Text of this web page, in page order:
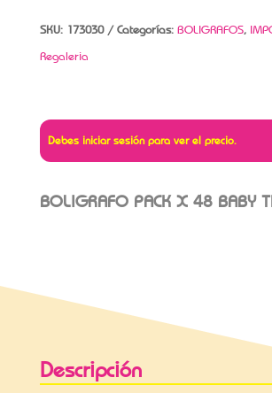
SKU: 173030 Categorías: BOLIGRAFOS,
Regaleria
Debes iniciar sesión para ver el precio.
BOLIGRAFO PACK X 48 BABY
Descripción